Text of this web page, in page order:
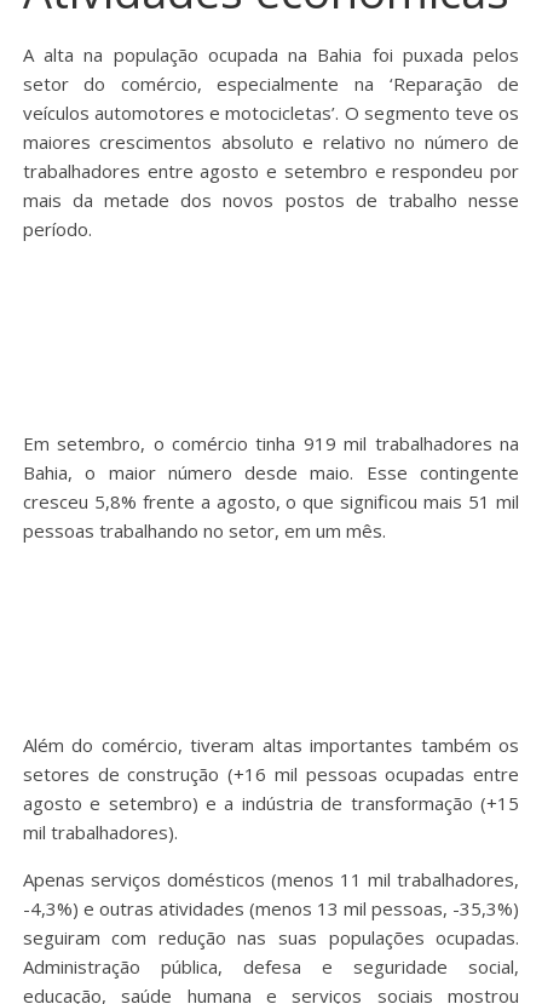
A alta na população ocupada na Bahia foi puxada pelos
setor do comércio, especialmente na ‘Reparação de
veículos automotores e motocicletas’. O segmento teve os
maiores crescimentos absoluto e relativo no número de
trabalhadores entre agosto e setembro e respondeu por
mais da metade dos novos postos de trabalho nesse
período.
Em setembro, o comércio tinha 919 mil trabalhadores na
Bahia, o maior número desde maio. Esse contingente
cresceu 5,8% frente a agosto, o que significou mais 51 mil
pessoas trabalhando no setor, em um mês.
Além do comércio, tiveram altas importantes também os
setores de construção (+16 mil pessoas ocupadas entre
agosto e setembro) e a indústria de transformação (+15
mil trabalhadores).
Apenas serviços domésticos (menos 11 mil trabalhadores,
-4,3%) e outras atividades (menos 13 mil pessoas, -35,3%)
seguiram com redução nas suas populações ocupadas.
Administração pública, defesa e seguridade social,
educação, saúde humana e serviços sociais mostrou